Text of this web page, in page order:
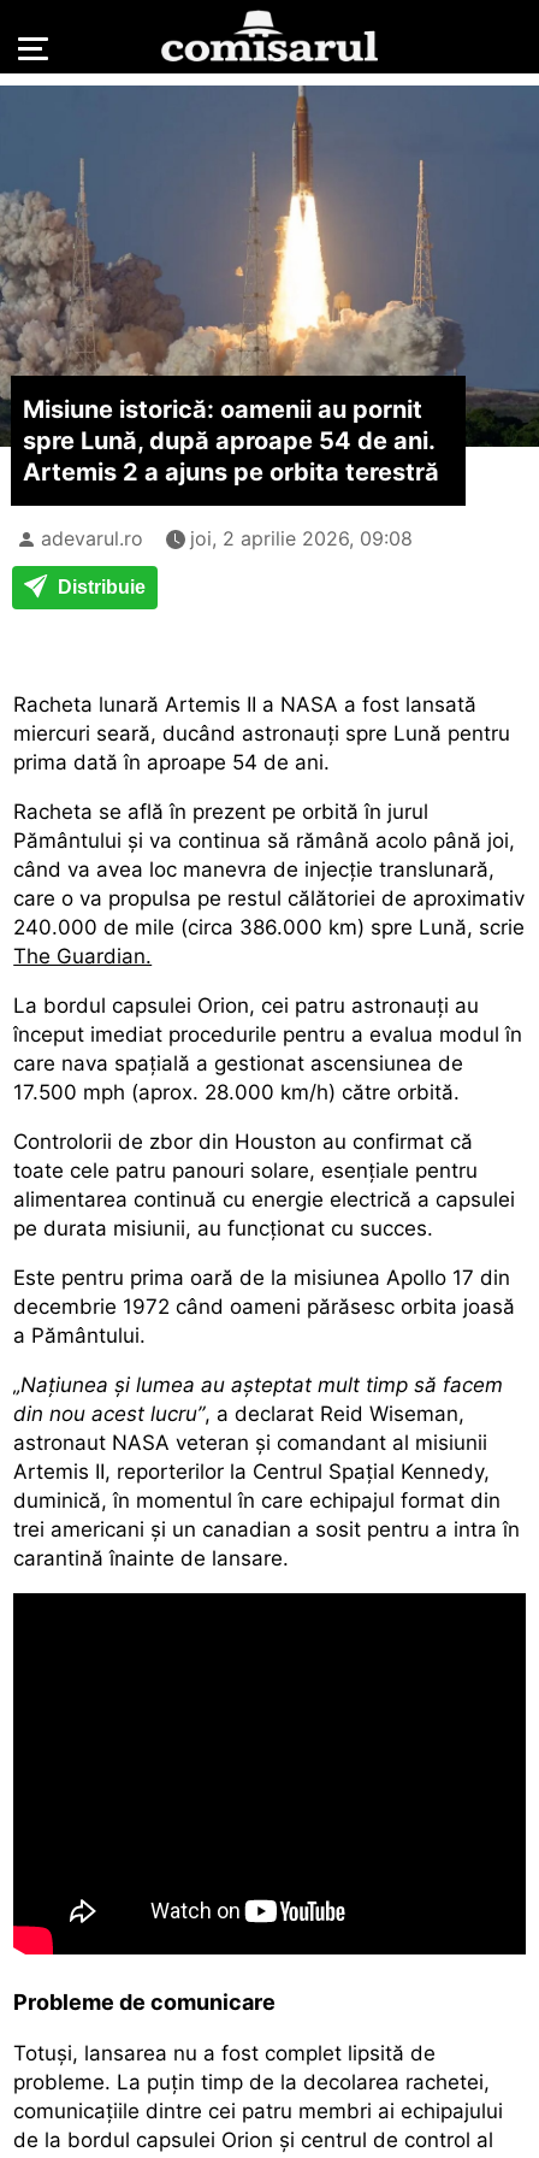
Misiune istorică: oamenii au pornit
spre Lună, după aproape 54 de ani.
Artemis 2 a ajuns pe orbita terestră
adevarul.ro joi, 2 aprilie 2026, 09:08
Distribuie
Racheta lunară Artemis II a NASA a fost lansată
miercuri seară, ducând astronauți spre Lună pentru
prima dată în aproape 54 de ani.
Racheta se află în prezent pe orbită în jurul
Pământului și va continua să rămână acolo până joi,
când va avea loc manevra de injecție translunară,
care o va propulsa pe restul călătoriei de aproximativ
240.000 de mile (circa 386.000 km) spre Lună, scrie
The Guardian.
La bordul capsulei Orion, cei patru astronauți au
început imediat procedurile pentru a evalua modul în
care nava spațială a gestionat ascensiunea de
17.500 mph (aprox. 28.000 km/h) către orbită.
Controlorii de zbor din Houston au confirmat că
toate cele patru panouri solare, esențiale pentru
alimentarea continuă cu energie electrică a capsulei
pe durata misiunii, au funcționat cu succes.
Este pentru prima oară de la misiunea Apollo 17 din
decembrie 1972când oameni părăsesc orbita joasă
a Pământului.
„Națiunea și lumea au așteptat mult timp să facem
din nou acest lucru”, a declarat Reid Wiseman,
astronaut NASA veteran și comandant al misiunii
Artemis II, reporterilor la Centrul Spațial Kennedy,
duminică, în momentul în care echipajul format din
trei americani și un canadian a sosit pentru a intra în
carantină înainte de lansare.
Probleme de comunicare
Totuși, lansarea nu a fost complet lipsită de
probleme. La puțin timp de la decolarea rachetei,
comunicațiile dintre cei patru membri ai echipajului
de la bordul capsulei Orion şi centrul de control al